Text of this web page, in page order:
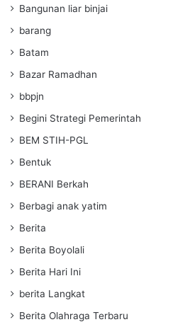
Bangunan liar binjai
barang
Batam
Bazar Ramadhan
bbpjn
Begini Strategi Pemerintah
BEM STIH-PGL
Bentuk
BERANI Berkah
Berbagi anak yatim
Berita
Berita Boyolali
Berita Hari Ini
berita Langkat
Berita Olahraga Terbaru